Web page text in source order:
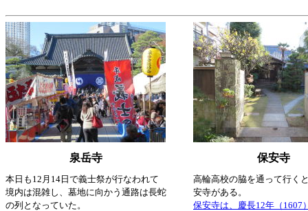
泉岳寺 保安寺
本日も12月14日で義士祭が行なわれて
境内は混雑し、墓地に向かう通路は長蛇
の列となっていた。
高輪高校の脇を通って行く
安寺がある。
保安寺は、慶長12年（1607